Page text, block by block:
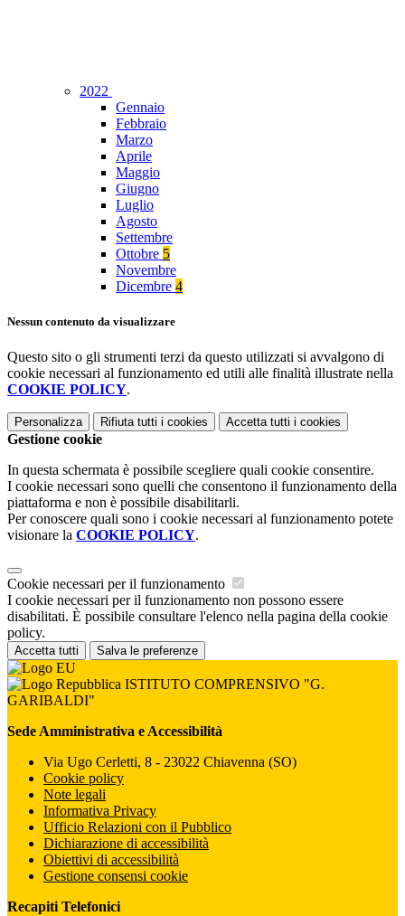
2022
Gennaio
Febbraio
Marzo
Aprile
Maggio
Giugno
Luglio
Agosto
Settembre
Ottobre 5
Novembre
Dicembre 4
Nessun contenuto da visualizzare
Questo sito o gli strumenti terzi da questo utilizzati si avvalgono di
cookie necessari al funzionamento ed utili alle finalità illustrate nella
COOKIE POLICY.
Personalizza Rifiuta tutti i cookies Accetta tutti i cookies
Gestione cookie
In questa schermata è possibile scegliere quali cookie consentire.
I cookie necessari sono quelli che consentono il funzionamento della
piattaforma e non è possibile disabilitarli.
Per conoscere quali sono i cookie necessari al funzionamento potete
visionare la COOKIE POLICY.
Cookie necessari per il funzionamento
I cookie necessari per il funzionamento non possono essere
disabilitati. È possibile consultare l'elenco nella pagina della cookie
policy.
Accetta tutti Salva le preferenze
ISTITUTO COMPRENSIVO "G.
GARIBALDI"
Sede Amministrativa e Accessibilità
Via Ugo Cerletti, 8 - 23022 Chiavenna (SO)
Cookie policy
Note legali
Informativa Privacy
Ufficio Relazioni con il Pubblico
Dichiarazione di accessibilità
Obiettivi di accessibilità
Gestione consensi cookie
Recapiti Telefonici